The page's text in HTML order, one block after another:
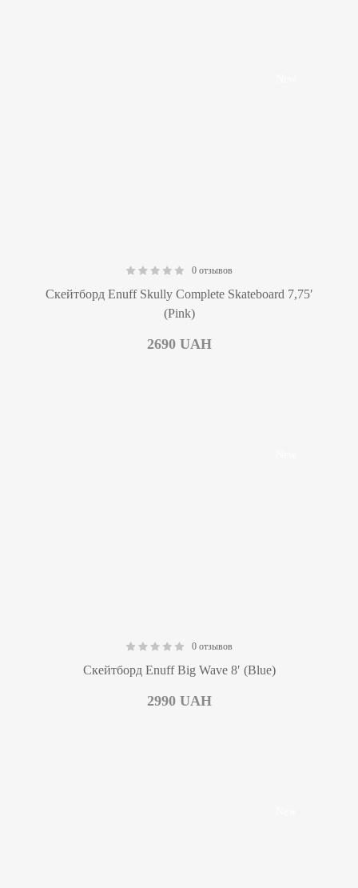
0 отзывов
Скейтборд Enuff Skully Complete Skateboard 7,75′
(Pink)
2690 UAH
0 отзывов
Скейтборд Enuff Big Wave 8′ (Blue)
2990 UAH